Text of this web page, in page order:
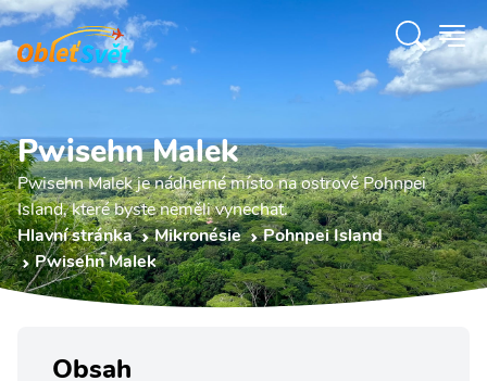
Pwisehn Malek
Pwisehn Malek je nádherné místo na ostrově Pohnpei
Island, které byste neměli vynechat.
Hlavní stránka
Mikronésie
Pohnpei Island
Pwisehn Malek
Obsah